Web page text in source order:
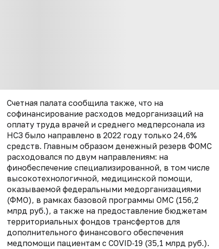
Счетная палата сообщила также, что на
софинансирование расходов медорганизаций на
оплату труда врачей и среднего медперсонала из
НСЗ было направлено в 2022 году только 24,6%
средств. Главным образом денежный резерв ФОМС
расходовался по двум направлениям: на
финобеспечение специализированной, в том числе
высокотехнологичной, медицинской помощи,
оказываемой федеральными медорганизациями
(ФМО), в рамках базовой программы ОМС (156,2
млрд руб.), а также на предоставление бюджетам
территориальных фондов трансфертов для
дополнительного финансового обеспечения
медпомощи пациентам с COVID‑19 (35,1 млрд руб.).